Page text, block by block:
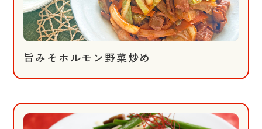
旨みそホルモン野菜炒め